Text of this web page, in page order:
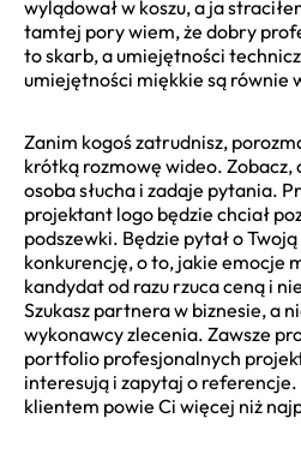
wylądował w koszu, a ja
tamtej pory wiem, że dobry
to skarb, a umiejętności
umiejętności miękkie są równie
Zanim kogoś zatrudnisz,
krótką rozmowę wideo. Zobacz,
osoba słucha i zadaje pytania.
projektant logo będzie chciał
podszewki. Będzie pytał o
konkurencję, o to, jakie emocje
kandydat od razu rzuca ceną i
Szukasz partnera w biznesie, a
wykonawcy zlecenia. Zawsze
portfolio profesjonalnych
interesują i zapytaj o
klientem powie Ci więcej niż